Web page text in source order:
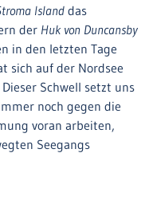
Island das
der Huk von Duncansby
in den letzten Tage
sich auf der Nordsee
Schwell setzt uns
noch gegen die
voran arbeiten,
Seegangs